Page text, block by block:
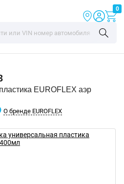
0
EUROFLEX аэр
О бренде EUROFLEX